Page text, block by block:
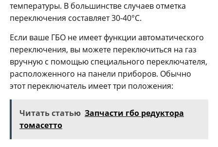
температуры. В большинстве случаев отметка
переключения составляет 30-40°C.
Если ваше ГБО не имеет функции автоматического
переключения, вы можете переключиться на газ
вручную с помощью специального переключателя,
расположенного на панели приборов. Обычно
этот переключатель имеет три положения:
Читать статью Запчасти гбо редуктора
томасетто